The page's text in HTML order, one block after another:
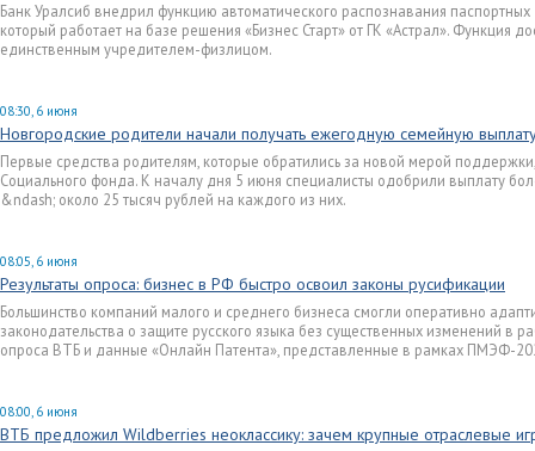
Банк Уралсиб внедрил функцию автоматического распознавания
который работает на базе решения «Бизнес Старт» от ГК «Астрал». Функция
единственным учредителем-физлицом.
08:30, 6 июня
Новгородские родители начали получать ежегодную семейную
Первые средства родителям, которые обратились за новой мерой
Социального фонда. К началу дня 5 июня специалисты одобрили выплату
&ndash; около 25 тысяч рублей на каждого из них.
08:05, 6 июня
Результаты опроса: бизнес в РФ быстро освоил законы русификации
Большинство компаний малого и среднего бизнеса смогли оперативно
законодательства о защите русского языка без существенных изменений в
опроса ВТБ и данные «Онлайн Патента», представленные в рамках ПМЭФ-
08:00, 6 июня
ВТБ предложил Wildberries неоклассику: зачем крупные отраслевые